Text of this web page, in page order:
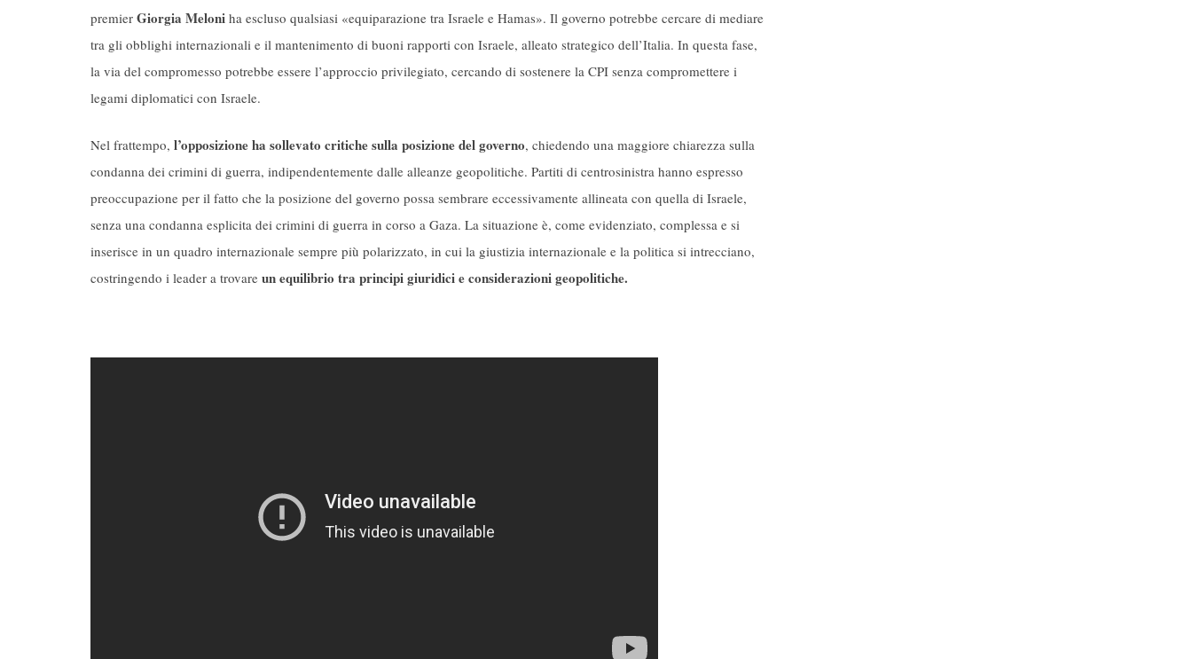
premier Giorgia Meloni ha escluso qualsiasi «equiparazione tra Israele e Hamas». Il governo potrebbe cercare di mediare
tra gli obblighi internazionali e il mantenimento di buoni rapporti con Israele, alleato strategico dell’Italia. In questa fase,
la via del compromesso potrebbe essere l’approccio privilegiato, cercando di sostenere la CPI senza compromettere i
legami diplomatici con Israele.
Nel frattempo, l’opposizione ha sollevato critiche sulla posizione del governo, chiedendo una maggiore chiarezza sulla
condanna dei crimini di guerra, indipendentemente dalle alleanze geopolitiche. Partiti di centrosinistra hanno espresso
preoccupazione per il fatto che la posizione del governo possa sembrare eccessivamente allineata con quella di Israele,
senza una condanna esplicita dei crimini di guerra in corso a Gaza. La situazione è, come evidenziato, complessa e si
inserisce in un quadro internazionale sempre più polarizzato, in cui la giustizia internazionale e la politica si intrecciano,
costringendo i leader a trovare un equilibrio tra principi giuridici e considerazioni geopolitiche.